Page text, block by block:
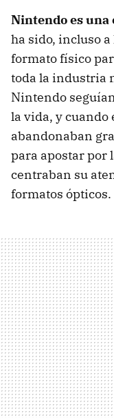
Nintendo es
ha sido, incluso
formato físico
toda la industria
Nintendo
la vida, y cuando
abandonaban
para apostar por
centraban su
formatos ópticos.